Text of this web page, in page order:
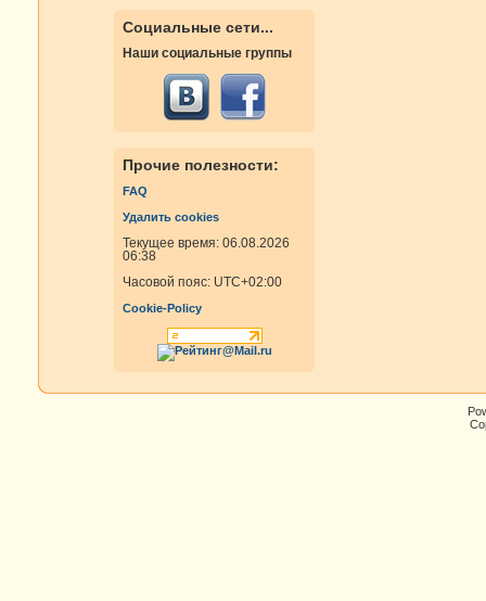
Социальные сети...
Наши социальные группы
Прочие полезности:
FAQ
Удалить cookies
Текущее время: 06.08.2026
06:38
Часовой пояс: UTC+02:00
Cookie-Policy